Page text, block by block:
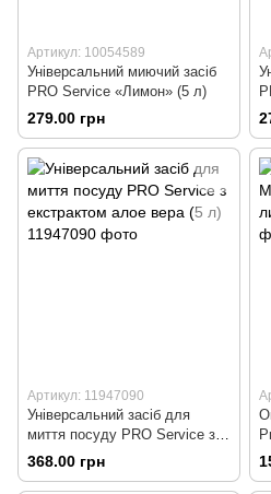
Артикул: 10054589
Універсальний миючий засіб
PRO Service «Лимон» (5 л)
279.00 грн
Артикул: 11947090
Універсальний засіб для
миття посуду PRO Service з
екстрактом алое вера (5 л)
368.00 грн